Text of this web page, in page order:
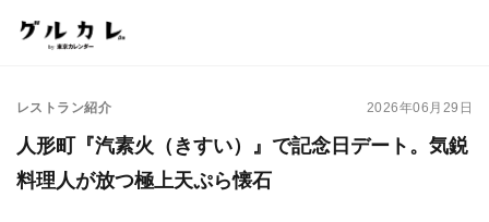
レストラン紹介 2026年06月29日
人形町『汽素火（きすい）』で記念日デート。気鋭
料理人が放つ極上天ぷら懐石